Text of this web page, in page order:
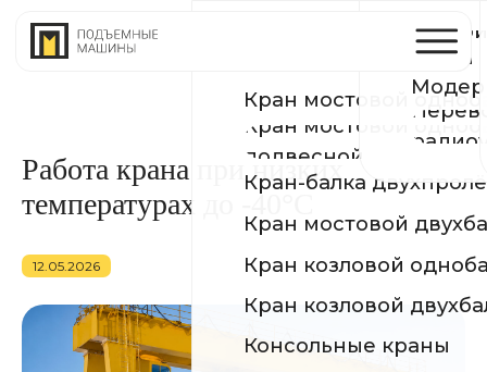
Кран мостовой двухбалочный
Краны специального назначения
Кран козловой двухбалочный
Кран-балка двухпролётная подвесная
Кран мостовой однобалочный
подвесной
Кран козловой однобалочный
Модернизация и
радиоуправлениеГеография
Работа крана при низких
температурах до -40°C
12.05.2026